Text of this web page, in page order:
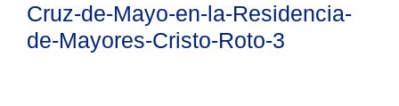
Cruz-de-Mayo-en-la-Residencia-
de-Mayores-Cristo-Roto-3